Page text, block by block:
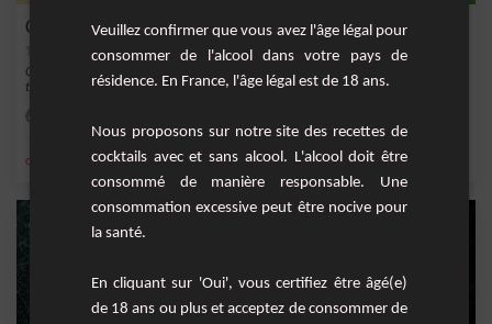
Carafe de Fruits Exotiques
Cette recette de&nbsp; jus de fruits frais est simple à faire et est délicieuse pour
to...
citron jus d'ananas,ananas ,orange, jus d'orange
Veuillez confirmer que vous avez l'âge légal pour
consommer de l'alcool dans votre pays de
résidence. En France, l'âge légal est de 18 ans.
Nous proposons sur notre site des recettes de
cocktails avec et sans alcool. L'alcool doit être
consommé de manière responsable. Une
consommation excessive peut être nocive pour
la santé.
En cliquant sur 'Oui', vous certifiez être âgé(e)
de 18 ans ou plus et acceptez de consommer de